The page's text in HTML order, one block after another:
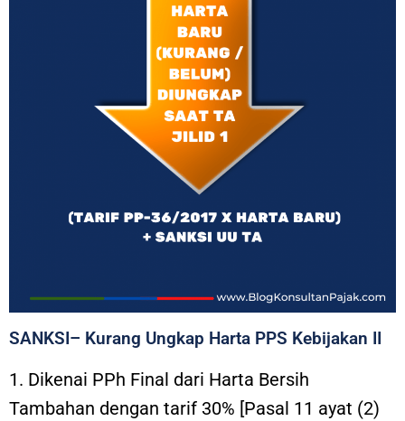
SANKSI– Kurang Ungkap Harta PPS Kebijakan II
1. Dikenai PPh Final dari Harta Bersih
Tambahan dengan tarif 30% [Pasal 11 ayat (2)